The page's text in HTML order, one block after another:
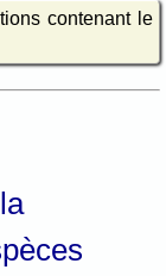
contenant le